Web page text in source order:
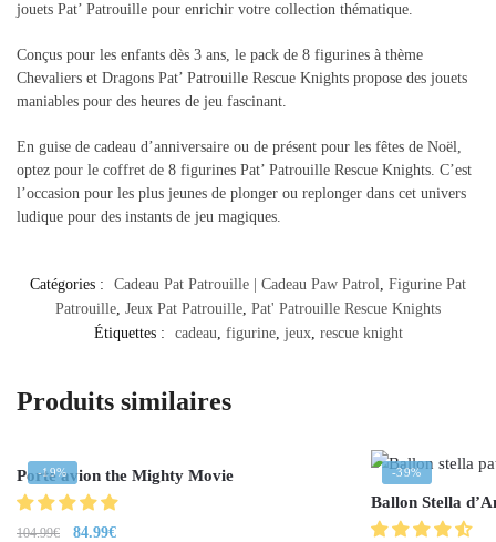
jouets Pat’ Patrouille pour enrichir votre collection thématique.
Conçus pour les enfants dès 3 ans, le pack de 8 figurines à thème
Chevaliers et Dragons Pat’ Patrouille Rescue Knights propose des jouets
maniables pour des heures de jeu fascinant.
En guise de cadeau d’anniversaire ou de présent pour les fêtes de Noël,
optez pour le coffret de 8 figurines Pat’ Patrouille Rescue Knights. C’est
l’occasion pour les plus jeunes de plonger ou replonger dans cet univers
ludique pour des instants de jeu magiques.
Catégories : Cadeau Pat Patrouille | Cadeau Paw Patrol Figurine Pat
Patrouille Jeux Pat Patrouille Pat' Patrouille Rescue Knights
Étiquettes :
cadeau figurine, jeux, rescue knight
Produits similaires
-19%
Porte avion the Mighty Movie
104.99€ 84.99€
-39%
Ballon Stella